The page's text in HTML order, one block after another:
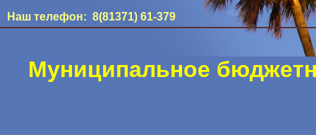
Наш телефон: 8(81371) 61-379
Муниципальное